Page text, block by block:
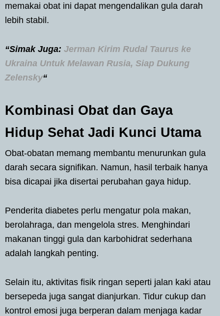
memakai obat ini dapat mengendalikan gula darah
lebih stabil.
“Simak Juga: Jerman Kirim Rudal Taurus ke
Ukraina Untuk Melawan Rusia, Siap Dukung
Zelensky“
Kombinasi Obat dan Gaya
Hidup Sehat Jadi Kunci Utama
Obat-obatan memang membantu menurunkan gula
darah secara signifikan. Namun, hasil terbaik hanya
bisa dicapai jika disertai perubahan gaya hidup.
Penderita diabetes perlu mengatur pola makan,
berolahraga, dan mengelola stres. Menghindari
makanan tinggi gula dan karbohidrat sederhana
adalah langkah penting.
Selain itu, aktivitas fisik ringan seperti jalan kaki atau
bersepeda juga sangat dianjurkan. Tidur cukup dan
kontrol emosi juga berperan dalam menjaga kadar